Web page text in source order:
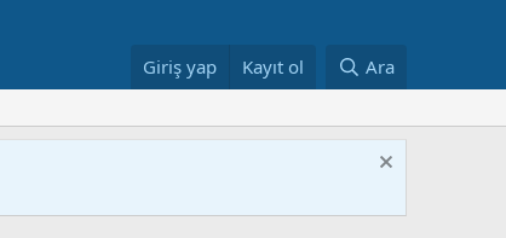
Giriş yap Kayıt ol Ara